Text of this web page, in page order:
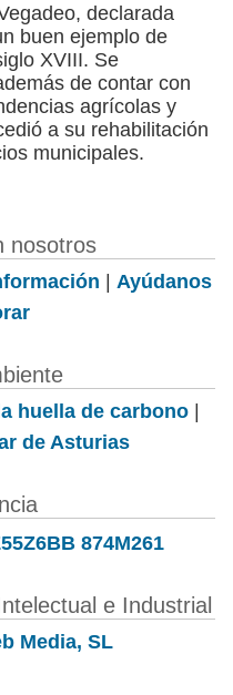
declarada
buen ejemplo de
XVIII. Se
de contar con
agrícolas y
a su rehabilitación
municipales.
nosotros
| Ayúdanos
huella de carbono|
de Asturias
874M261
e Industrial
Media, SL